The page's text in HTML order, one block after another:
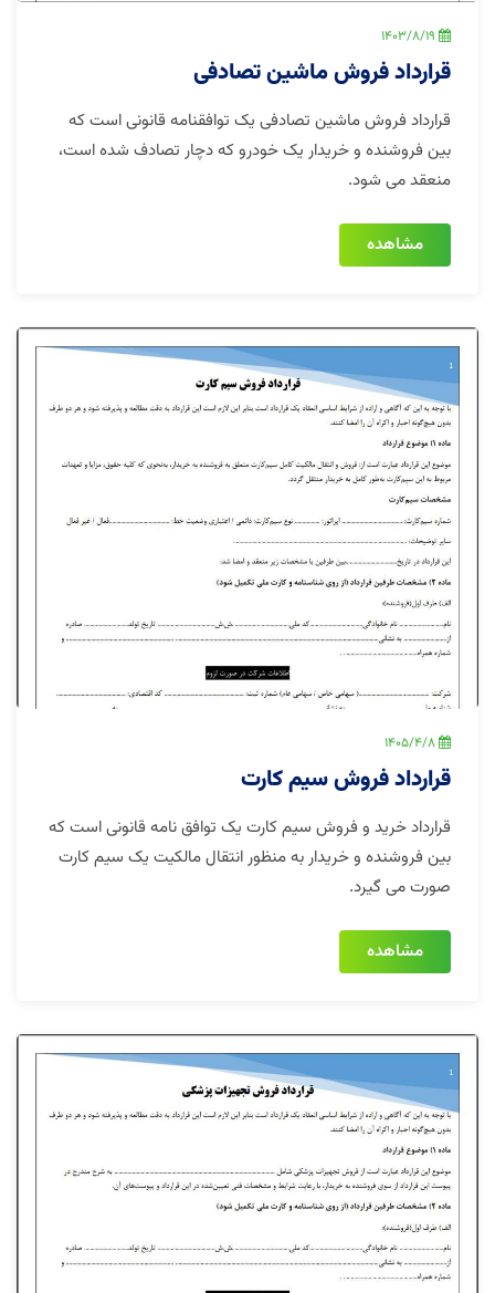
1403/8/19
قرارداد فروش ماشین تصادفی
قرارداد فروش ماشین تصادفی یک توافقنامه قانونی است که
بین فروشنده و خریدار یک خودرو که دچار تصادف شده است،
منعقد می شود.
مشاهده
1405/4/8
قرارداد فروش سیم کارت
قرارداد خرید و فروش سیم کارت یک توافق نامه قانونی است که
بین فروشنده و خریدار به منظور انتقال مالکیت یک سیم کارت
صورت می گیرد.
مشاهده